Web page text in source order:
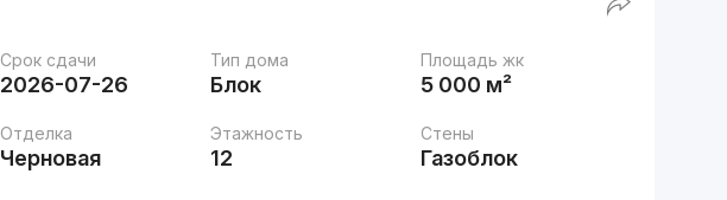
Срок сдачи
2026-07-26
Тип дома
Блок
Площадь жк
5 000 м²
Отделка
Черновая
Этажность
12
Стены
Газоблок